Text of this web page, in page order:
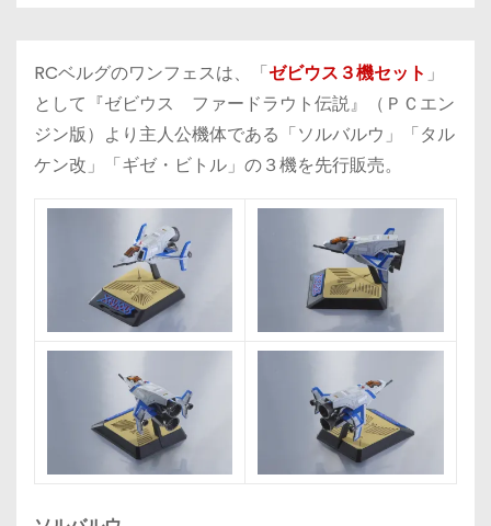
RCベルグのワンフェスは、「ゼビウス３機セット 」
として『ゼビウス ファードラウト伝説』（ＰＣエン
ジン版）より主人公機体である「ソルバルウ」「タル
ケン改」「ギゼ・ビトル」の３機を先行販売。